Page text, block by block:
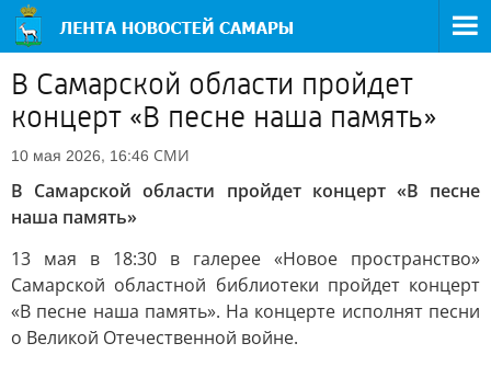
В Самарской области пройдет
концерт «В песне наша память»
10 мая 2026, 16:46 СМИ
В Самарской области пройдет концерт «В песне
наша память»
13 мая в 18:30 в галерее «Новое пространство»
Самарской областной библиотеки пройдет концерт
«В песне наша память». На концерте исполнят песни
о Великой Отечественной войне.